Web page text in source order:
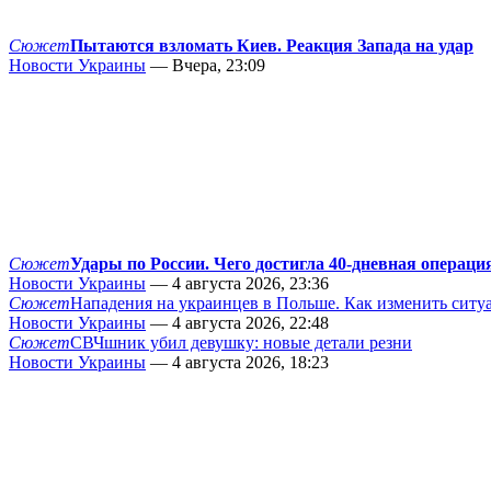
СюжетПытаются взломать Киев. Реакция Запада на удар
Новости Украины — Вчера, 23:09
СюжетУдары по России. Чего достигла 40-дневная
Новости Украины — 4 августа 2026, 23:36
СюжетНападения на украинцев в Польше. Как изменить
Новости Украины — 4 августа 2026, 22:48
СюжетСВЧшник убил девушку: новые детали резни
Новости Украины — 4 августа 2026, 18:23